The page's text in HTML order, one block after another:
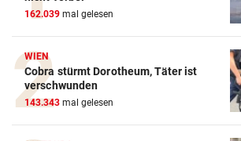
162.039 mal gelesen
WIEN
Cobra stürmt Dorotheum, Täter ist
verschwunden
143.343 mal gelesen
ZUM VERGLEICH
Crosstrainer Vergleich
ZUM VERGLEICH
E-Bike Vergleich
ZUM VERGLEICH